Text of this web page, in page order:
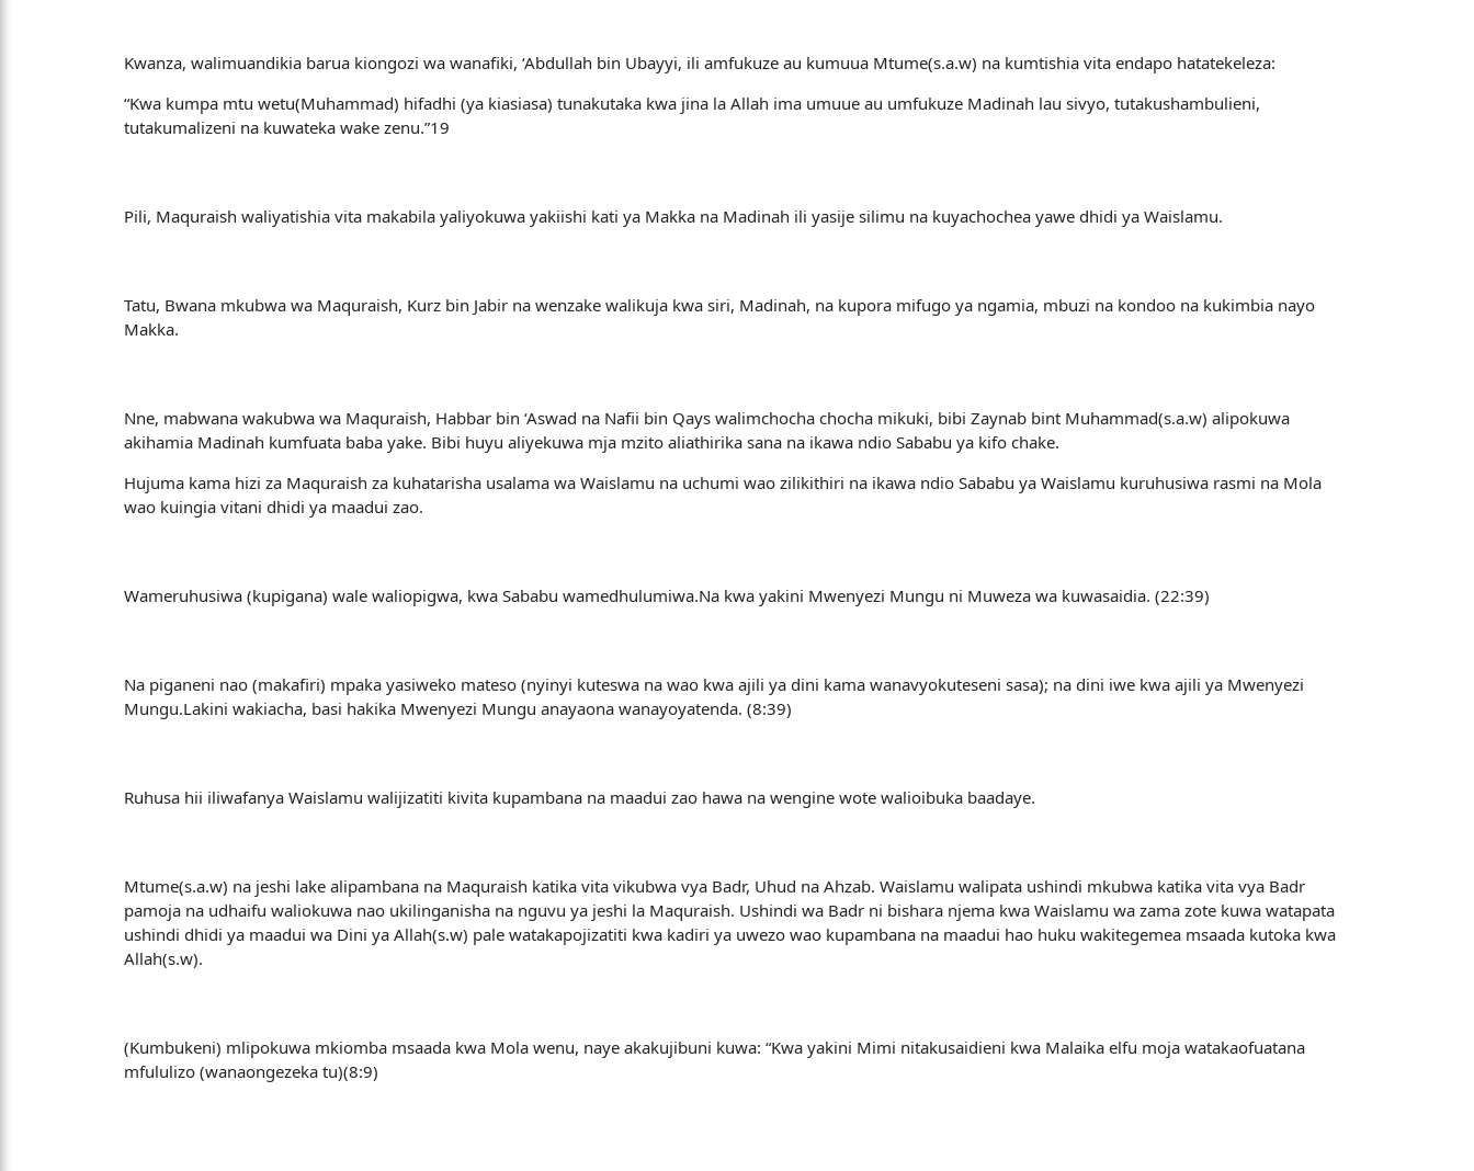
Kwanza, walimuandikia barua kiongozi wa wanafiki, ‘Abdullah bin Ubayyi, ili amfukuze au kumuua Mtume(s.a.w) na kumtishia vita endapo hatatekeleza:
“Kwa kumpa mtu wetu(Muhammad) hifadhi (ya kiasiasa) tunakutaka kwa jina la Allah ima umuue au umfukuze Madinah lau sivyo, tutakushambulieni,
tutakumalizeni na kuwateka wake zenu.”19
Pili, Maquraish waliyatishia vita makabila yaliyokuwa yakiishi kati ya Makka na Madinah ili yasije silimu na kuyachochea yawe dhidi ya Waislamu.
Tatu, Bwana mkubwa wa Maquraish, Kurz bin Jabir na wenzake walikuja kwa siri, Madinah, na kupora mifugo ya ngamia, mbuzi na kondoo na kukimbia nayo
Makka.
Nne, mabwana wakubwa wa Maquraish, Habbar bin ‘Aswad na Nafii bin Qays walimchocha chocha mikuki, bibi Zaynab bint Muhammad(s.a.w) alipokuwa
akihamia Madinah kumfuata baba yake. Bibi huyu aliyekuwa mja mzito aliathirika sana na ikawa ndio Sababu ya kifo chake.
Hujuma kama hizi za Maquraish za kuhatarisha usalama wa Waislamu na uchumi wao zilikithiri na ikawa ndio Sababu ya Waislamu kuruhusiwa rasmi na Mola
wao kuingia vitani dhidi ya maadui zao.
Wameruhusiwa (kupigana) wale waliopigwa, kwa Sababu wamedhulumiwa.Na kwa yakini Mwenyezi Mungu ni Muweza wa kuwasaidia. (22:39)
Na piganeni nao (makafiri) mpaka yasiweko mateso (nyinyi kuteswa na wao kwa ajili ya dini kama wanavyokuteseni sasa); na dini iwe kwa ajili ya Mwenyezi
Mungu.Lakini wakiacha, basi hakika Mwenyezi Mungu anayaona wanayoyatenda. (8:39)
Ruhusa hii iliwafanya Waislamu walijizatiti kivita kupambana na maadui zao hawa na wengine wote walioibuka baadaye.
Mtume(s.a.w) na jeshi lake alipambana na Maquraish katika vita vikubwa vya Badr, Uhud na Ahzab. Waislamu walipata ushindi mkubwa katika vita vya Badr
pamoja na udhaifu waliokuwa nao ukilinganisha na nguvu ya jeshi la Maquraish. Ushindi wa Badr ni bishara njema kwa Waislamu wa zama zote kuwa watapata
ushindi dhidi ya maadui wa Dini ya Allah(s.w) pale watakapojizatiti kwa kadiri ya uwezo wao kupambana na maadui hao huku wakitegemea msaada kutoka kwa
Allah(s.w).
(Kumbukeni) mlipokuwa mkiomba msaada kwa Mola wenu, naye akakujibuni kuwa: “Kwa yakini Mimi nitakusaidieni kwa Malaika elfu moja watakaofuatana
mfululizo (wanaongezeka tu)(8:9)